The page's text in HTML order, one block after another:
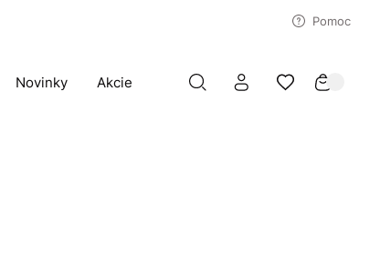
Pomoc
Novinky Akcie